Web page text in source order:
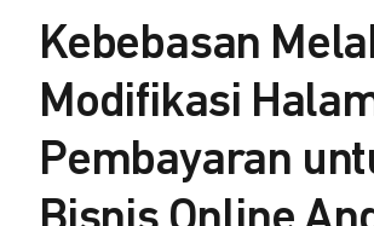
Kebebasan
Modifikasi
Pembayaran